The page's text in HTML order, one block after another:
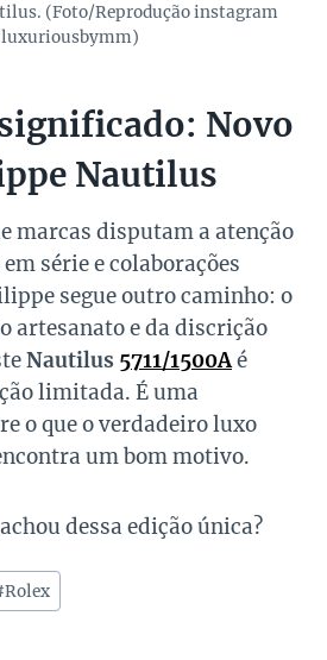
(Foto/Reprodução instagram
Novo
Nautilus
marcas disputam a atenção
série e colaborações
segue outro caminho: o
artesanato e da discrição
Nautilus 5711/1500Aé
limitada. É uma
o que o verdadeiro luxo
um bom motivo.
dessa edição única?
Rolex